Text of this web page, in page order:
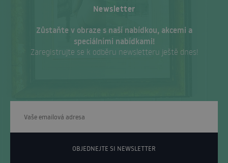
Newsletter
Zůstaňte v obraze s naší nabídkou, akcemi a
speciálními nabídkami!
Zaregistrujte se k odběru newsletteru ještě dnes!
OBJEDNEJTE SI NEWSLETTER